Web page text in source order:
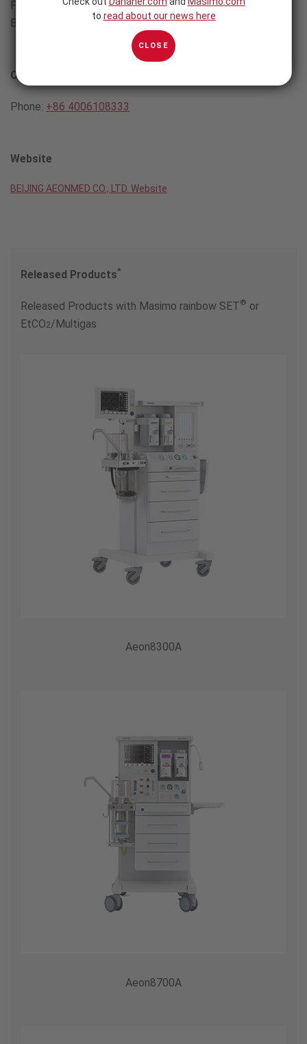
Fengtai District,
Beijing, China 100070
Contact
Phone: +86 4006108333
Website
BEIJING AEONMED CO., LTD. Website
Released Products*
Released Products with Masimo rainbow SET® or
EtCO2/Multigas
Aeon8300A
Aeon8700A
to read about our news here
CLOSE